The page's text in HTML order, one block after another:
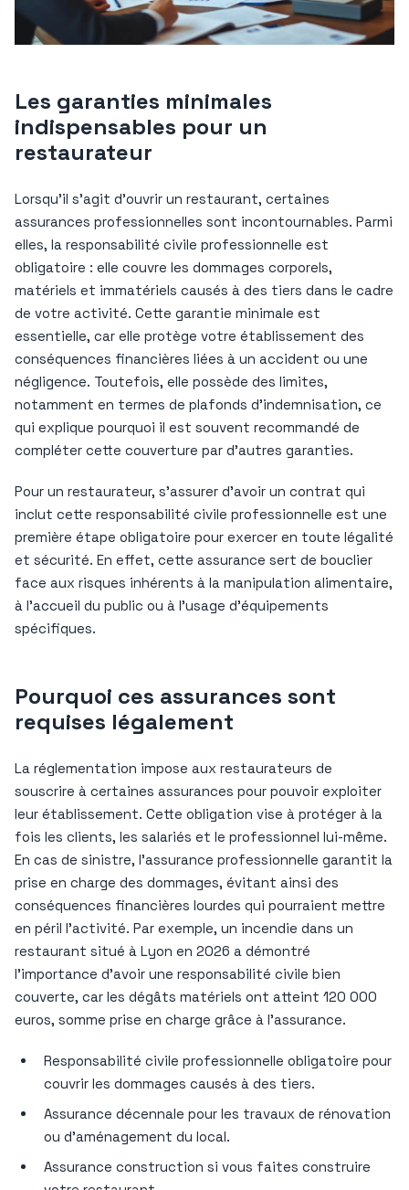
Les garanties minimales
indispensables pour un
restaurateur
Lorsqu’il s’agit d’ouvrir un restaurant, certaines
assurances professionnelles sont incontournables. Parmi
elles, la responsabilité civile professionnelle est
obligatoire : elle couvre les dommages corporels,
matériels et immatériels causés à des tiers dans le cadre
de votre activité. Cette garantie minimale est
essentielle, car elle protège votre établissement des
conséquences financières liées à un accident ou une
négligence. Toutefois, elle possède des limites,
notamment en termes de plafonds d’indemnisation, ce
qui explique pourquoi il est souvent recommandé de
compléter cette couverture par d’autres garanties.
Pour un restaurateur, s’assurer d’avoir un contrat qui
inclut cette responsabilité civile professionnelle est une
première étape obligatoire pour exercer en toute légalité
et sécurité. En effet, cette assurance sert de bouclier
face aux risques inhérents à la manipulation alimentaire,
à l’accueil du public ou à l’usage d’équipements
spécifiques.
Pourquoi ces assurances sont
requises légalement
La réglementation impose aux restaurateurs de
souscrire à certaines assurances pour pouvoir exploiter
leur établissement. Cette obligation vise à protéger à la
fois les clients, les salariés et le professionnel lui-même.
En cas de sinistre, l’assurance professionnelle garantit la
prise en charge des dommages, évitant ainsi des
conséquences financières lourdes qui pourraient mettre
en péril l’activité. Par exemple, un incendie dans un
restaurant situé à Lyon en 2026 a démontré
l’importance d’avoir une responsabilité civile bien
couverte, car les dégâts matériels ont atteint 120 000
euros, somme prise en charge grâce à l’assurance.
Responsabilité civile professionnelle obligatoire pour
couvrir les dommages causés à des tiers.
Assurance décennale pour les travaux de rénovation
ou d’aménagement du local.
Assurance construction si vous faites construire